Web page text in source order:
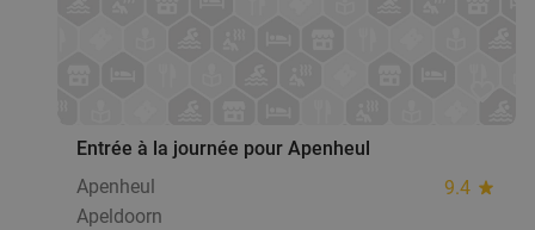
Entrée à la journée pour Apenheul
Apenheul
9.4 star
Apeldoorn